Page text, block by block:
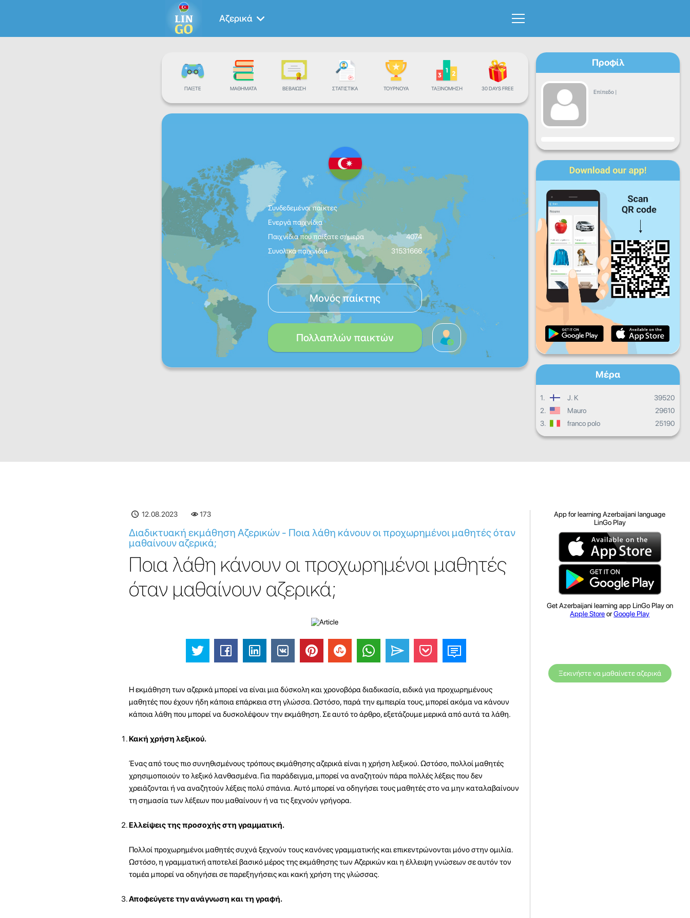
Αζερικά
ΠΑΊΞΤΕ ΜΑΘΉΜΑΤΑ ΒΕΒΑΊΩΣΗ ΣΤΑΤΙΣΤΙΚΆ ΤΟΥΡΝΟΥΆ ΤΑΞΙΝΌΜΗΣΗ 30 DAYS FREE
Συνδεδεμένοι παίκτες
Ενεργά παιχνίδια
Παιχνίδια που παίξατε σήμερα
4074
Συνολικά παιχνίδια
31531666
Μονός παίκτης
Πολλαπλών παικτών
Προφίλ
Επίπεδο |
Πρόοδος
Δε Τε Πε
Σα Κυ
Ημερήσια πρόοδος
Μηνιαία πρόοδος
Συνολική πρόοδος
Μέρα
1. J. K
39520
2.
Mauro
29610
3.
franco polo 25190
12.08.2023 173
Διαδικτυακή εκμάθηση Αζερικών - Ποια λάθη κάνουν οι προχωρημένοι μαθητές όταν
μαθαίνουν αζερικά;
Ποια λάθη κάνουν οι προχωρημένοι μαθητές
όταν μαθαίνουν αζερικά;
Η εκμάθηση των αζερικά μπορεί να είναι μια δύσκολη και χρονοβόρα διαδικασία, ειδικά για προχωρημένους
μαθητές που έχουν ήδη κάποια επάρκεια στη γλώσσα. Ωστόσο, παρά την εμπειρία τους, μπορεί ακόμα να κάνουν
κάποια λάθη που μπορεί να δυσκολέψουν την εκμάθηση. Σε αυτό το άρθρο, εξετάζουμε μερικά από αυτά τα λάθη.
Κακή χρήση λεξικού.
Ένας από τους πιο συνηθισμένους τρόπους εκμάθησης αζερικά είναι η χρήση λεξικού. Ωστόσο, πολλοί μαθητές
χρησιμοποιούν το λεξικό λανθασμένα. Για παράδειγμα, μπορεί να αναζητούν πάρα πολλές λέξεις που δεν
χρειάζονται ή να αναζητούν λέξεις πολύ σπάνια. Αυτό μπορεί να οδηγήσει τους μαθητές στο να μην καταλαβαίνουν
τη σημασία των λέξεων που μαθαίνουν ή να τις ξεχνούν γρήγορα.
Ελλείψεις της προσοχής στη γραμματική.
Πολλοί προχωρημένοι μαθητές συχνά ξεχνούν τους κανόνες γραμματικής και επικεντρώνονται μόνο στην ομιλία.
Ωστόσο, η γραμματική αποτελεί βασικό μέρος της εκμάθησης των Αζερικών και η έλλειψη γνώσεων σε αυτόν τον
τομέα μπορεί να οδηγήσει σε παρεξηγήσεις και κακή χρήση της γλώσσας.
Αποφεύγετε την ανάγνωση και τη γραφή.
App for learning Azerbaijani language
LinGo Play
Get Azerbaijani learning app LinGo Play on
Apple StoreorGoogle Play
Ξεκινήστε να μαθαίνετε αζερικά